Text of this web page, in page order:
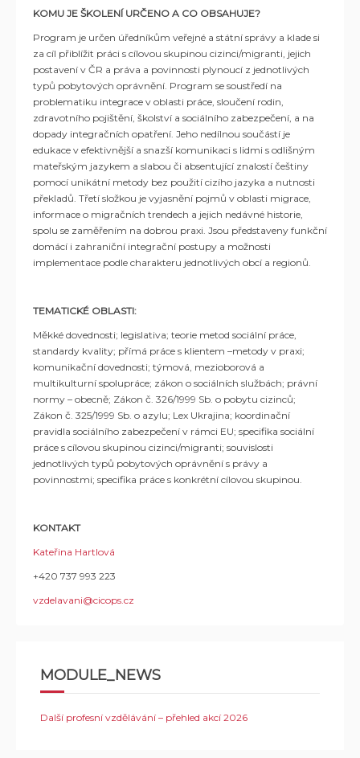
KOMU JE ŠKOLENÍ URČENO A CO OBSAHUJE?
Program je určen úředníkům veřejné a státní správy a klade si
za cíl přiblížit práci s cílovou skupinou cizinci/migranti, jejich
postavení v ČR a práva a povinnosti plynoucí z jednotlivých
typů pobytových oprávnění. Program se soustředí na
problematiku integrace v oblasti práce, sloučení rodin,
zdravotního pojištění, školství a sociálního zabezpečení, a na
dopady integračních opatření. Jeho nedílnou součástí je
edukace v efektivnější a snazší komunikaci s lidmi s odlišným
mateřským jazykem a slabou či absentující znalostí češtiny
pomocí unikátní metody bez použití cizího jazyka a nutnosti
překladů. Třetí složkou je vyjasnění pojmů v oblasti migrace,
informace o migračních trendech a jejich nedávné historie,
spolu se zaměřením na dobrou praxi. Jsou představeny funkční
domácí i zahraniční integrační postupy a možnosti
implementace podle charakteru jednotlivých obcí a regionů.
TEMATICKÉ OBLASTI:
Měkké dovednosti; legislativa; teorie metod sociální práce,
standardy kvality; přímá práce s klientem –metody v praxi;
komunikační dovednosti; týmová, mezioborová a
multikulturní spolupráce; zákon o sociálních službách; právní
normy – obecně; Zákon č. 326/1999 Sb. o pobytu cizinců;
Zákon č. 325/1999 Sb. o azylu; Lex Ukrajina; koordinační
pravidla sociálního zabezpečení v rámci EU; specifika sociální
práce s cílovou skupinou cizinci/migranti; souvislosti
jednotlivých typů pobytových oprávnění s právy a
povinnostmi; specifika práce s konkrétní cílovou skupinou.
KONTAKT
Kateřina Hartlová
+420 737 993 223
vzdelavani@cicops.cz
MODULE_NEWS
Další profesní vzdělávání – přehled akcí 2026